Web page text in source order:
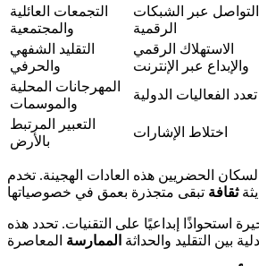
التجمعات العائلية
والمجتمعية
التواصل عبر الشبكات
الرقمية
التقليد الشفهي
والحرفي
الاستهلاك الرقمي
والإبداع عبر الإنترنت
المهرجانات المحلية
والموسمات
تعدد الفعاليات الدولية
التعبير المرتبط
بالأرض
اختلاط الإشارات
الحضريين هذه العادات الهجينة. تخدم
ثقافة
استحواذًا إبداعيًا على التقنيات. تحدد هذه
بين التقليد والحداثة الممارسة